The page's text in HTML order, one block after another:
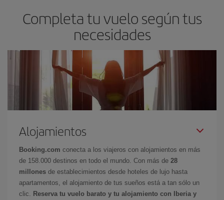
Completa tu vuelo según tus
necesidades
Alojamientos
Booking.com conecta a los viajeros con alojamientos en más
de 158.000 destinos en todo el mundo. Con más de 28
millones de establecimientos desde hoteles de lujo hasta
apartamentos, el alojamiento de tus sueños está a tan sólo un
clic.
Reserva tu vuelo barato y tu alojamiento con Iberia y